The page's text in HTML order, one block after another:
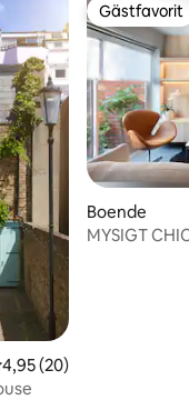
av 5 i genomsnittligt
4,95 (20)
Gästfavorit
Gästfavorit
Boende
MYSIGT